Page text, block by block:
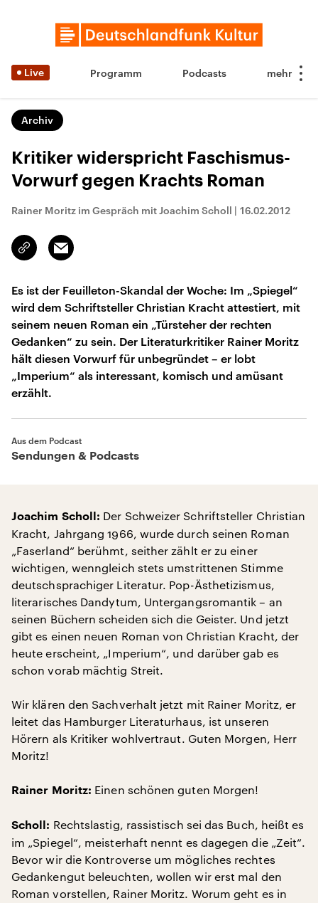
Live Programm Podcasts
Archiv
Kritiker widerspricht Faschismus-
Vorwurf gegen Krachts Roman
Rainer Moritz im Gespräch mit Joachim Scholl | 16.02.2012
Link
kopieren/teilen
Email
Es ist der Feuilleton-Skandal der Woche: Im „Spiegel“
wird dem Schriftsteller Christian Kracht attestiert, mit
seinem neuen Roman ein „Türsteher der rechten
Gedanken“ zu sein. Der Literaturkritiker Rainer Moritz
hält diesen Vorwurf für unbegründet – er lobt
„Imperium“ als interessant, komisch und amüsant
erzählt.
Aus dem Podcast
Sendungen & Podcasts
Joachim Scholl: Der Schweizer Schriftsteller Christian
Kracht, Jahrgang 1966, wurde durch seinen Roman
„Faserland“ berühmt, seither zählt er zu einer
wichtigen, wenngleich stets umstrittenen Stimme
deutschsprachiger Literatur. Pop-Ästhetizismus,
literarisches Dandytum, Untergangsromantik – an
seinen Büchern scheiden sich die Geister. Und jetzt
gibt es einen neuen Roman von Christian Kracht, der
heute erscheint, „Imperium“, und darüber gab es
schon vorab mächtig Streit.
Wir klären den Sachverhalt jetzt mit Rainer Moritz, er
leitet das Hamburger Literaturhaus, ist unseren
Hörern als Kritiker wohlvertraut. Guten Morgen, Herr
Moritz!
Rainer Moritz: Einen schönen guten Morgen!
Scholl: Rechtslastig, rassistisch sei das Buch, heißt es
im „Spiegel“, meisterhaft nennt es dagegen die „Zeit“.
Bevor wir die Kontroverse um mögliches rechtes
Gedankengut beleuchten, wollen wir erst mal den
Roman vorstellen, Rainer Moritz. Worum geht es in